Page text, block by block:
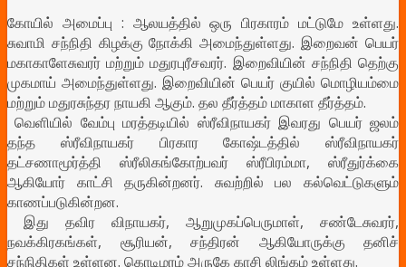
கோயில் அமைப்பு : ஆலயத்தில் ஒரு பிரகாரம் மட்டுமே உள்ளது.
சுவாமி சந்நிதி கிழக்கு நோக்கி அமைந்துள்ளது. இறைவன் பெயர்
மகாகாளேசுவரர் மற்றும் மதுரபுரீசவரர். இறைவியின் சந்நிதி தெற்கு
முகமாய் அமைந்துள்ளது. இறைவியின் பெயர் குயில் மொழியம்மை
மற்றும் மதுரசுந்தர நாயகி ஆகும். தல தீர்த்தம் மாகாள தீர்த்தம்.
வெளியில் வேம்பு மரத்தடியில் ஸ்ரீவிநாயகர் இவரது பெயர் ஜலம்
தந்த ஸ்ரீவிநாயகர் பிரகார கோஷ்டத்தில் ஸ்ரீவிநாயகர்
தட்சணாமூர்த்தி ஸ்ரீலிகங்கோற்பவர் ஸ்ரீபிரம்மா, ஸ்ரீதுர்க்கை
ஆகியோர் காட்சி தருகின்றனர். சுவற்றில் பல கல்வெட்டுகளும்
காணப்படுகின்றன.
இது தவிர விநாயகர், ஆறுமுகப்பெருமாள், சண்டேசுவரர்,
நவக்கிரகங்கள், சூரியன், சந்திரன் ஆகியோருக்கு தனிச்
சந்நிதிகள் உள்ளன. கொடிமரம் அருகே காசி லிங்கம் உள்ளது.